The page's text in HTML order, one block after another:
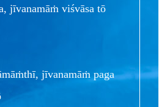
jīvanamāṁ viśvāsa tō
jīvanamāṁ paga